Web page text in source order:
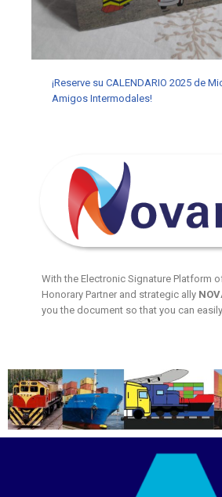
¡Reserve su CALENDARIO 2025 de
Amigos Intermodales!
With the Electronic Signature Platform
Honorary Partner and strategic ally
you the document so that you can